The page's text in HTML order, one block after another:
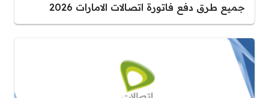
جميع طرق دفع فاتورة اتصالات الامارات 2026